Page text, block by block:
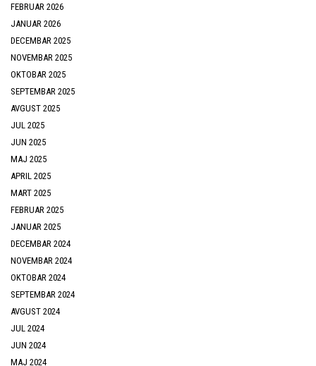
FEBRUAR 2026
JANUAR 2026
DECEMBAR 2025
NOVEMBAR 2025
OKTOBAR 2025
SEPTEMBAR 2025
AVGUST 2025
JUL 2025
JUN 2025
MAJ 2025
APRIL 2025
MART 2025
FEBRUAR 2025
JANUAR 2025
DECEMBAR 2024
NOVEMBAR 2024
OKTOBAR 2024
SEPTEMBAR 2024
AVGUST 2024
JUL 2024
JUN 2024
MAJ 2024